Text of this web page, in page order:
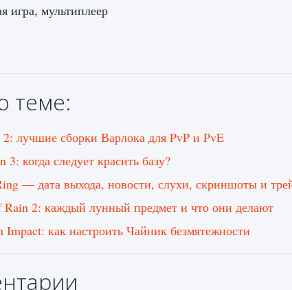
игра, мультиплеер
теме:
лучшие сборки Варлока для PvP и PvE
3: когда следует красить базу?
— дата выхода, новости, слухи, скриншоты и
Rain 2: каждый лунный предмет и что они делают
Impact: как настроить Чайник безмятежности